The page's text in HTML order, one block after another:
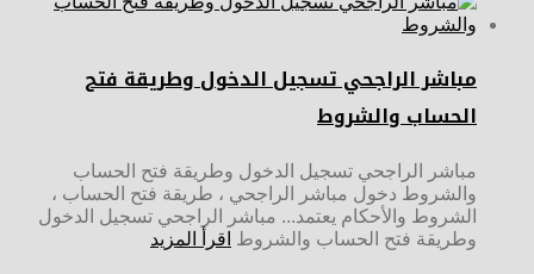
مباشر الراجحي تسجيل الدخول وطريقة فتح
الحساب والشروط
مباشر الراجحي تسجيل الدخول وطريقة فتح الحساب
والشروط دخول مباشر الراجحي ، طريقة فتح الحساب ،
الشروط والأحكام يعتمد... مباشر الراجحي تسجيل الدخول
وطريقة فتح الحساب والشروط اقرأ المزيد